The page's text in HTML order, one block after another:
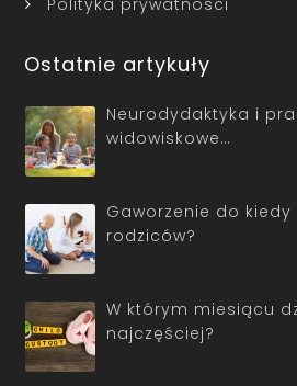
Polityka prywatności
Ostatnie artykuły
Neurodydaktyka i
widowiskowe…
Gaworzenie do
rodziców?
W którym miesiącu
najczęściej?